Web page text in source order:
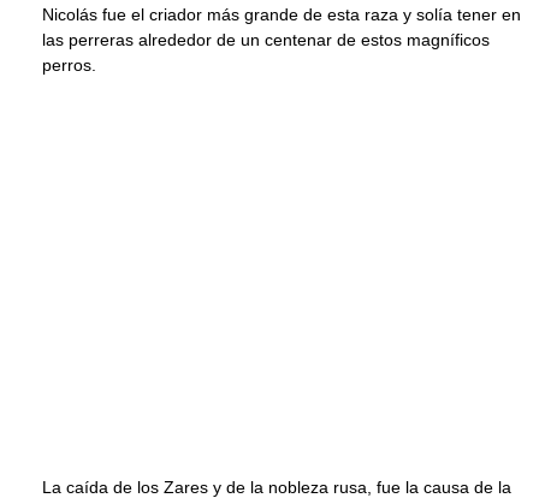
Nicolás fue el criador más grande de esta raza y solía tener en
las perreras alrededor de un centenar de estos magníficos
perros.
La caída de los Zares y de la nobleza rusa, fue la causa de la